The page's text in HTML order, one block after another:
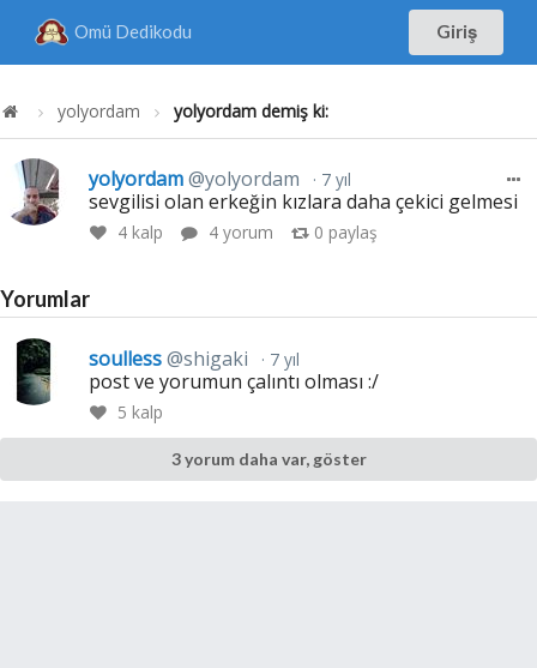
Omü Dedikodu Giriş
yolyordam yolyordam demiş ki:
yolyordam@yolyordam 7 yıl
sevgilisi olan erkeğin kızlara daha çekici gelmesi
4kalp 4 yorum 0 paylaş
Yorumlar
soulless@shigaki 7 yıl
post ve yorumun çalıntı olması :/
5 kalp
3 yorum daha var, göster